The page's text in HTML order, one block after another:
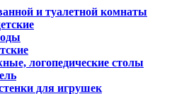
и туалетной комнаты
логопедические столы
для игрушек